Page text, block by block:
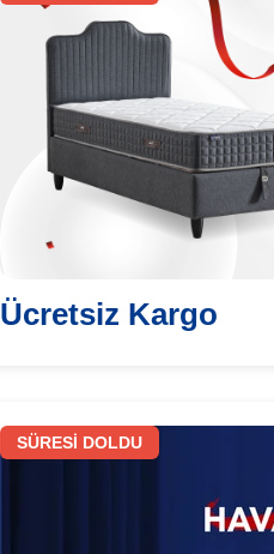
Ücretsiz Kargo
SÜRESİ DOLDU